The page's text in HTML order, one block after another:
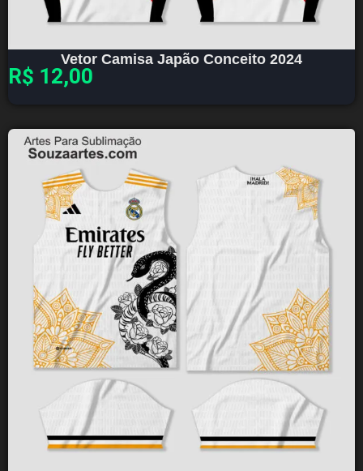
Vetor Camisa Japão Conceito 2024
R$ 12,00